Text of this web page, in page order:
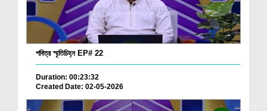
পবিত্র স্মৃতিচিহ্ন EP# 22
Duration: 00:23:32
Created Date: 02-05-2026